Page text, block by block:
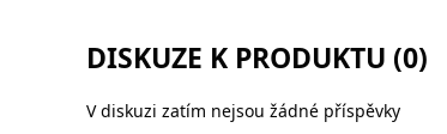
DISKUZE K PRODUKTU (0)
V diskuzi zatím nejsou žádné příspěvky